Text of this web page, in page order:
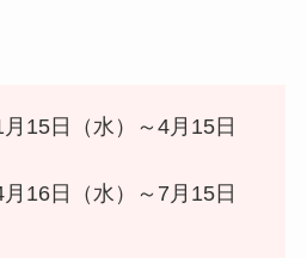
15日（水）～4月15日
16日（水）～7月15日